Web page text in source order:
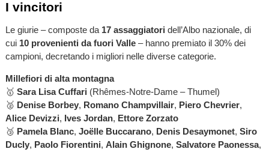
I vincitori
Le giurie – composte da 17 assaggiatori dell’Albo nazionale, di
cui 10 provenienti da fuori Valle– hanno premiato il 30% dei
campioni, decretando i migliori nelle diverse categorie.
Millefiori di alta montagna
🥇 Sara Lisa Cuffari (Rhêmes-Notre-Dame – Thumel)
🥈 Denise Borbey, Romano Champvillair, Piero Chevrier,
Alice Devizzi, Ives Jordan, Ettore Zorzato
🥉 Pamela Blanc, Joëlle Buccarano, Denis Desaymonet, Siro
Ducly, Paolo Fiorentini, Alain Ghignone, Salvatore Paonessa,